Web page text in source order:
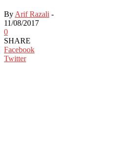
By Arif Razali -
11/08/2017
0
SHARE
Facebook
Twitter